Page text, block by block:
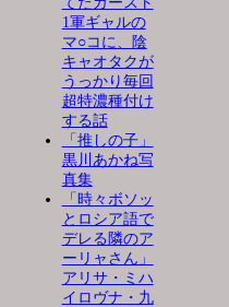
1軍ギャルの
マ○コに、陰
キャオタクが
うっかり毎回
超特濃種付け
する話
「推しの子」
黒川あかね写
真集
「時々ボソッ
とロシア語で
デレる隣のア
ーリャさん」
アリサ・ミハ
イロヴナ・九